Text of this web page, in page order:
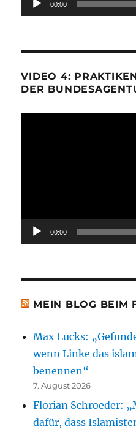
00:00
VIDEO 4:
DER
00:00
MEIN BLOG BEIM
Max Lucks:
wenn Linke das
benennen“
7. August 2026
Florian Schroeder:
dafür, dass